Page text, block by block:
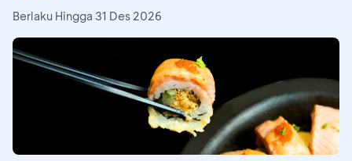
Berlaku Hingga 31 Des 2026